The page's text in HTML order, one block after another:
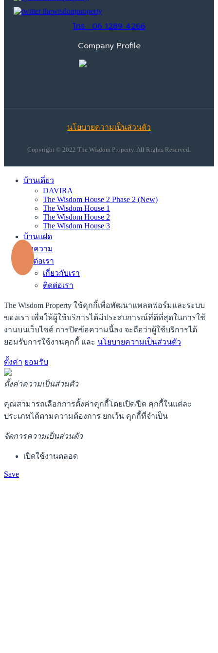
โทร : 06 1289 4266
Company Profile
นโยบายความเป็นส่วนตัว
Copyright © 2022 The Wisdom Property. All Rights Reserved.
บ้านเดี่ยว
DAVIRA
The Wisdom House 2 Phase 2 (New)
The Wisdom House 1
The Wisdom House 2
The Wisdom House 3
บ้านแฝด
บทความ
ติดต่อเรา
เกี่ยวกับเรา
ติดต่อเรา
The Wisdom Property ใช้คุกกี้เพื่อพัฒนาแพลตฟอร์มและระบบ
ของเรา เพื่อให้ผู้ใช้บริการได้มีประสบการณ์ที่ดีที่สุดในการใช้
งานบนเว็บไซต์ การปิดข้อความนี้ลง จะถือว่าผู้ใช้บริการได้
ยอมรับการใช้งานคุกกี้ และ นโยบายความเป็นส่วนตัว
ตั้งค่า ยอมรับ
ตั้งค่าความเป็นส่วนตัว
คุณสามารถเลือกการตั้งค่าคุกกี้โดยเปิด/ปิด คุกกี้ในแต่ละ
ประเภทได้ตามความต้องการ ยกเว้น คุกกี้ที่จำเป็น
จัดการความเป็นส่วนตัว
เปิดใช้งานตลอด
Save